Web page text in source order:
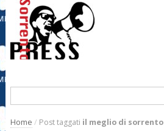
Home / Post taggati il meglio di sorrento